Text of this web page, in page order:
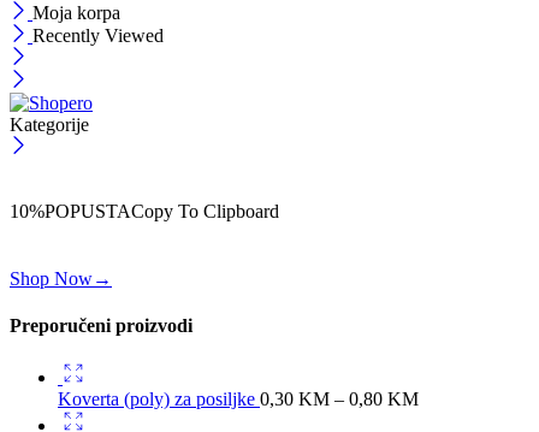
Moja korpa
Recently Viewed
Kategorije
10%POPUSTACopy To Clipboard
Shop Now→
Preporučeni proizvodi
Koverta (poly) za posiljke 0,30 KM – 0,80 KM